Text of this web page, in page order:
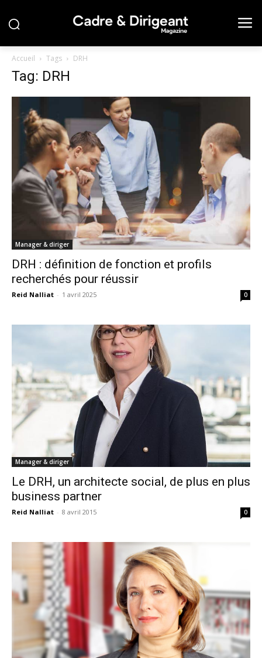
Accueil Tags DRH
Tag: DRH
Manager & diriger
DRH : définition de fonction et profils
recherchés pour réussir
Reid Nalliat - 1 avril 2025 0
Manager & diriger
Le DRH, un architecte social, de plus en plus
business partner
Reid Nalliat - 8 avril 2015 0